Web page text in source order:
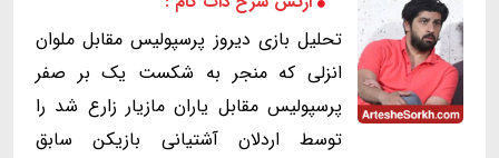
تحلیل بازی دیروز پرسپولیس مقابل ملوان
انزلی که منجر به شکست یک بر صفر
پرسپولیس مقابل یاران مازیار زارع شد را
توسط اردلان آشتیانی بازیکن سابق